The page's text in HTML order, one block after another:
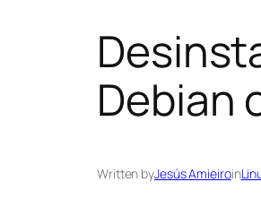
Debian
Written byJesús Amieiroin